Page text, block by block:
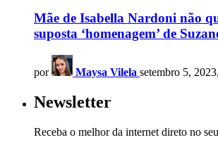
Mãe de Isabella Nardoni não
suposta ‘homenagem’ de
por Maysa Vilela setembro 5,
Newsletter
Receba o melhor da internet direto no